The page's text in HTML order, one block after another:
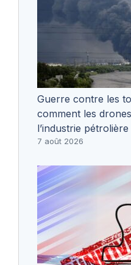
Guerre contre les
comment les
l’industrie
7 août 2026